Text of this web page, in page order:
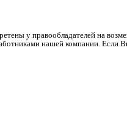
у правообладателей на
нашей компании. Если